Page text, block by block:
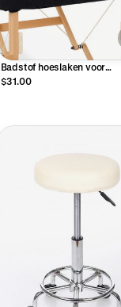
Badstof hoeslaken voor
$31.00